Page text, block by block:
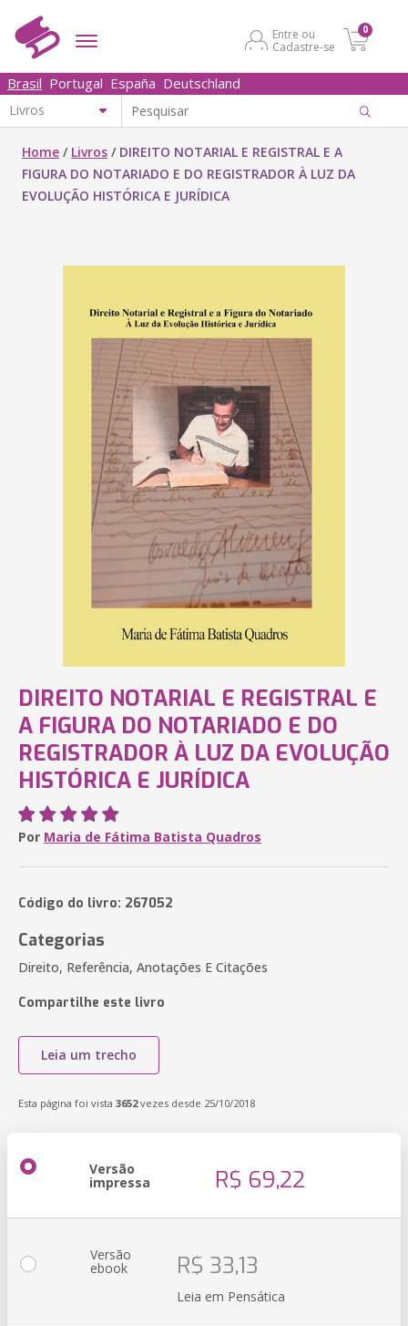
Entre ou
Cadastre-se
0
Brasil Portugal España Deutschland
Home / Livros / DIREITO NOTARIAL E REGISTRAL E A
FIGURA DO NOTARIADO E DO REGISTRADOR À LUZ DA
EVOLUÇÃO HISTÓRICA E JURÍDICA
DIREITO NOTARIAL E REGISTRAL E
A FIGURA DO NOTARIADO E DO
REGISTRADOR À LUZ DA EVOLUÇÃO
HISTÓRICA E JURÍDICA
Por Maria de Fátima Batista Quadros
Código do livro: 267052
Categorias
Direito, Referência, Anotações E Citações
Compartilhe este livro
Leia um trecho
Esta página foi vista 3652vezes desde 25/10/2018
Versão
impressa R$ 69,22
Versão
ebook R$ 33,13
Leia em Pensática